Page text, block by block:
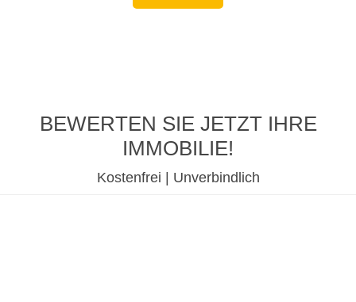
BEWERTEN SIE JETZT IHRE
IMMOBILIE!
Kostenfrei | Unverbindlich